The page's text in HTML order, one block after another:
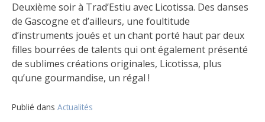
Deuxième soir à Trad’Estiu avec Licotissa. Des danses
de Gascogne et d’ailleurs, une foultitude
d’instruments joués et un chant porté haut par deux
filles bourrées de talents qui ont également présenté
de sublimes créations originales, Licotissa, plus
qu’une gourmandise, un régal !
Publié dans Actualités